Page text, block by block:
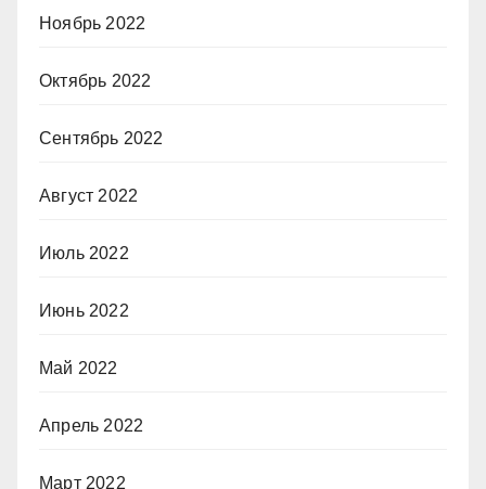
Ноябрь 2022
Октябрь 2022
Сентябрь 2022
Август 2022
Июль 2022
Июнь 2022
Май 2022
Апрель 2022
Март 2022